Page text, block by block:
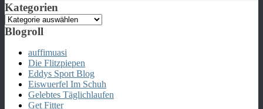
Kategorien
Kategorien
Blogroll
auffimuasi
Die Flitzpiepen
Eddys Sport Blog
Eiswuerfel Im Schuh
Gelebtes Täglichlaufen
Get Fitter